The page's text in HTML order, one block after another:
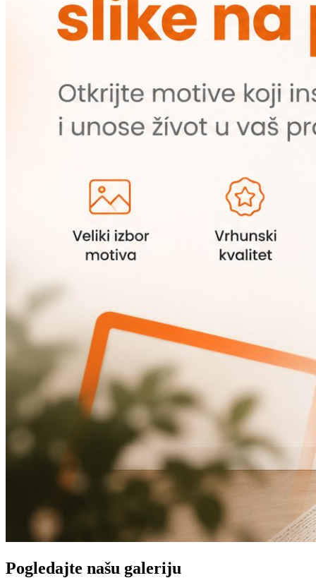
Pogledajte našu galeriju